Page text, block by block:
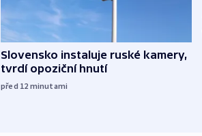
Slovensko instaluje ruské kamery,
tvrdí opoziční hnutí
před 12 minutami